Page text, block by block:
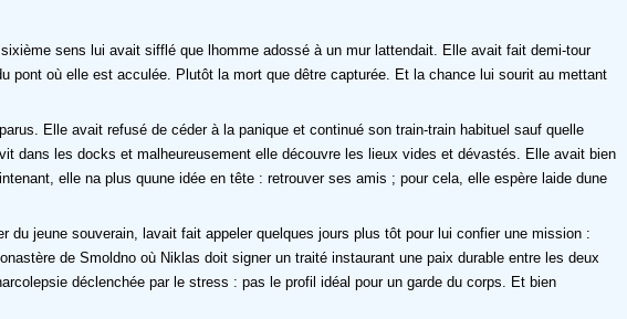
sens lui avait sifflé que lhomme adossé à un mur lattendait. Elle avait fait demi-tour
où elle est acculée. Plutôt la mort que dêtre capturée. Et la chance lui sourit au mettant
Elle avait refusé de céder à la panique et continué son train-train habituel sauf quelle
dans les docks et malheureusement elle découvre les lieux vides et dévastés. Elle avait bien
elle na plus quune idée en tête : retrouver ses amis ; pour cela, elle espère laide dune
jeune souverain, lavait fait appeler quelques jours plus tôt pour lui confier une mission :
de Smoldno où Niklas doit signer un traité instaurant une paix durable entre les deux
déclenchée par le stress : pas le profil idéal pour un garde du corps. Et bien